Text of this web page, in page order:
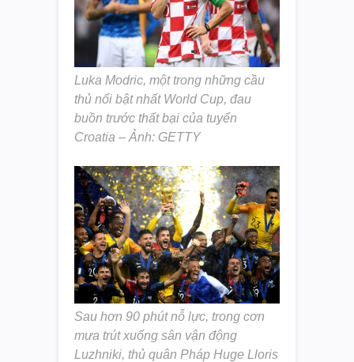
Luka Modric, một trong những cầu
thủ nổi bật nhất World Cup, đau
buồn trước thất bại của tuyển
Croatia – Ảnh: GETTY
Sau hơn 90 phút nỗ lực, trong cơn
mưa trút xuống sân vận động
Luzhniki, thủ quân Pháp Huge Lloris